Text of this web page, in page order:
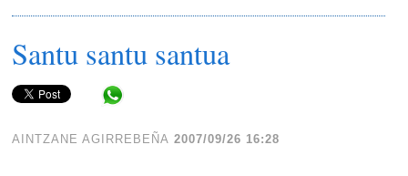
Santu santu santua
AINTZANE AGIRREBEÑA 2007/09/26 16:28